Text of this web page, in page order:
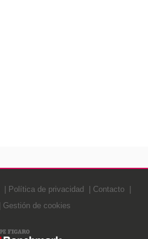
Política de privacidad
Contacto
Gestión de cookies